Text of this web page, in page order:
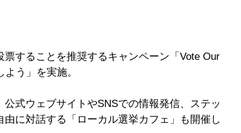
することを推奨するキャンペーン「Vote Our
う」を実施。
式ウェブサイトやSNSでの情報発信、ステッ
に対話する「ローカル選挙カフェ」も開催し